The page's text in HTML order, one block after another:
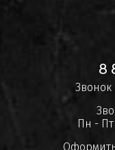
8
Звонок
Пн -